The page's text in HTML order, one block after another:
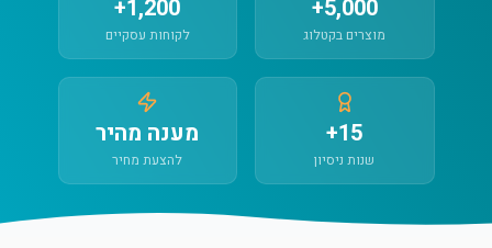
5,000+
מוצרים בקטלוג
1,200+
לקוחות עסקיים
15+
שנות ניסיון
מענה מהיר
להצעת מחיר